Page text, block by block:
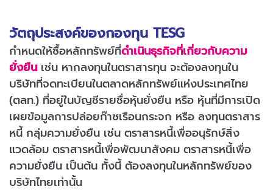
วัตถุประสงค์ของกองทุน TESG
กำหนดให้ซื้อหลักทรัพย์ที่ดำเนินธุรกิจที่เกี่ยวกับความ
ยั่งยืนเช่น หากลงทุนในตราสารทุน จะต้องลงทุนใน
บริษัทที่จดทะเบียนในตลาดหลักทรัพย์แห่งประเทศไทย
(ตลท.) ที่อยู่ในบัญชีรายชื่อหุ้นยั่งยืน หรือ หุ้นที่มีการเปิด
เผยข้อมูลการปล่อยก๊าซเรือนกระจก หรือ ลงทุนตราสาร
หนี้ กลุ่มความยั่งยืน เช่น ตราสารหนี้เพื่ออนุรักษ์สิ่ง
แวดล้อม ตราสารหนี้เพื่อพัฒนาสังคม ตราสารหนี้เพื่อ
ความยั่งยืน เป็นต้น ทั้งนี้ ต้องลงทุนในหลักทรัพย์ของ
บริษัทไทยเท่านั้น